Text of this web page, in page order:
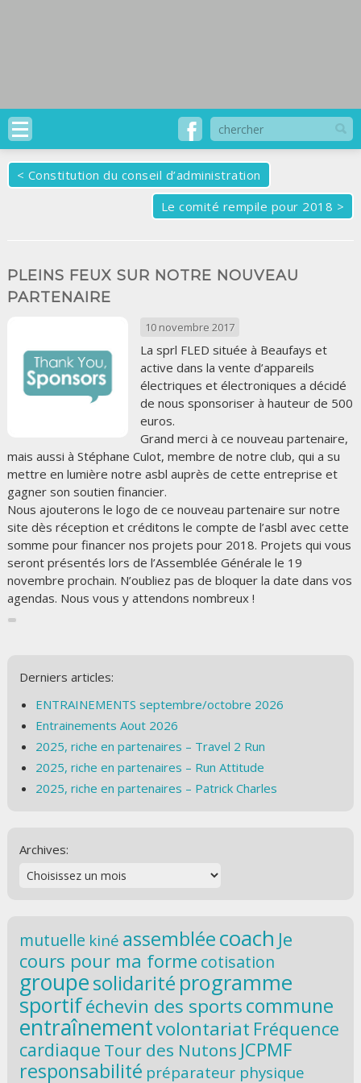
< Constitution du conseil d’administration
Le comité rempile pour 2018 >
PLEINS FEUX SUR NOTRE NOUVEAU
PARTENAIRE
10 novembre 2017
La sprl FLED située à Beaufays et
active dans la vente d’appareils
électriques et électroniques a décidé
de nous sponsoriser à hauteur de 500
euros.
Grand merci à ce nouveau partenaire,
mais aussi à Stéphane Culot, membre de notre club, qui a su
mettre en lumière notre asbl auprès de cette entreprise et
gagner son soutien financier.
Nous ajouterons le logo de ce nouveau partenaire sur notre
site dès réception et créditons le compte de l’asbl avec cette
somme pour financer nos projets pour 2018. Projets qui vous
seront présentés lors de l’Assemblée Générale le 19
novembre prochain. N’oubliez pas de bloquer la date dans vos
agendas. Nous vous y attendons nombreux !
Derniers articles:
ENTRAINEMENTS septembre/octobre 2026
Entrainements Aout 2026
2025, riche en partenaires – Travel 2 Run
2025, riche en partenaires – Run Attitude
2025, riche en partenaires – Patrick Charles
Archives:
mutuelle kiné assembléecoach Je
cours pour ma forme cotisation
groupesolidarité programme
sportiféchevin des sportscommune
entraînementvolontariat Fréquence
cardiaque Tour des Nutons JCPMF
responsabilité préparateur physique